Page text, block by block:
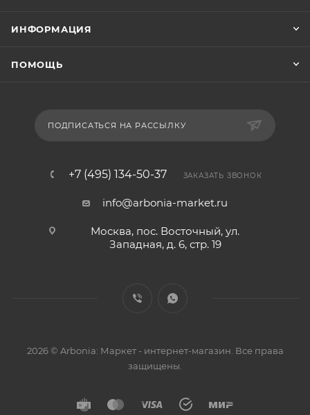
ИНФОРМАЦИЯ
ПОМОЩЬ
ПОДПИСАТЬСЯ НА РАССЫЛКУ
+7 (495) 134-50-37 ЗАКАЗАТЬ ЗВОНОК
info@arbonia-market.ru
Москва, пос. Восточный, ул.
Западная, д. 6, стр. 19
2026 © Arbonia: Маркет - интернет-магазин. Все права
защищены.